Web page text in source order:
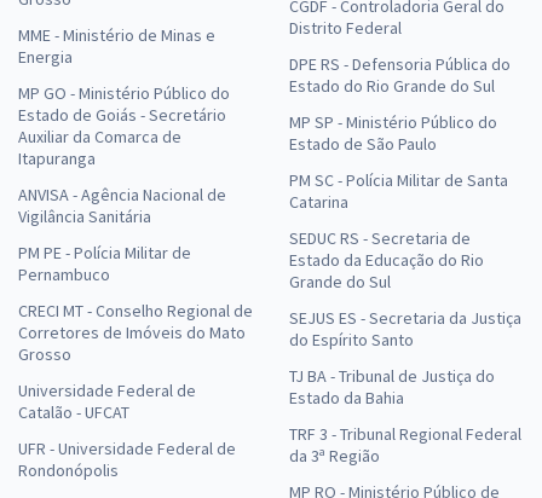
MME - Ministério de Minas e
Energia
MP GO - Ministério Público do
Estado de Goiás - Secretário
Auxiliar da Comarca de
Itapuranga
ANVISA - Agência Nacional de
Vigilância Sanitária
PM PE - Polícia Militar de
Pernambuco
CRECI MT - Conselho Regional de
Corretores de Imóveis do Mato
Grosso
Universidade Federal de
Catalão - UFCAT
UFR - Universidade Federal de
Rondonópolis
CGDF - Controladoria Geral do
Distrito Federal
DPE RS - Defensoria Pública do
Estado do Rio Grande do Sul
MP SP - Ministério Público do
Estado de São Paulo
PM SC - Polícia Militar de Santa
Catarina
SEDUC RS - Secretaria de
Estado da Educação do Rio
Grande do Sul
SEJUS ES - Secretaria da Justiça
do Espírito Santo
TJ BA - Tribunal de Justiça do
Estado da Bahia
TRF 3 - Tribunal Regional Federal
da 3ª Região
MP RO - Ministério Público de